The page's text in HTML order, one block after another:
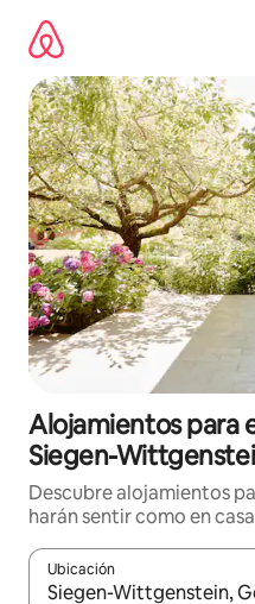
contenido
Alojamientos para
Siegen-
Descubre alojamientos
harán sentir como en
Ubicación
Cuando los resultados